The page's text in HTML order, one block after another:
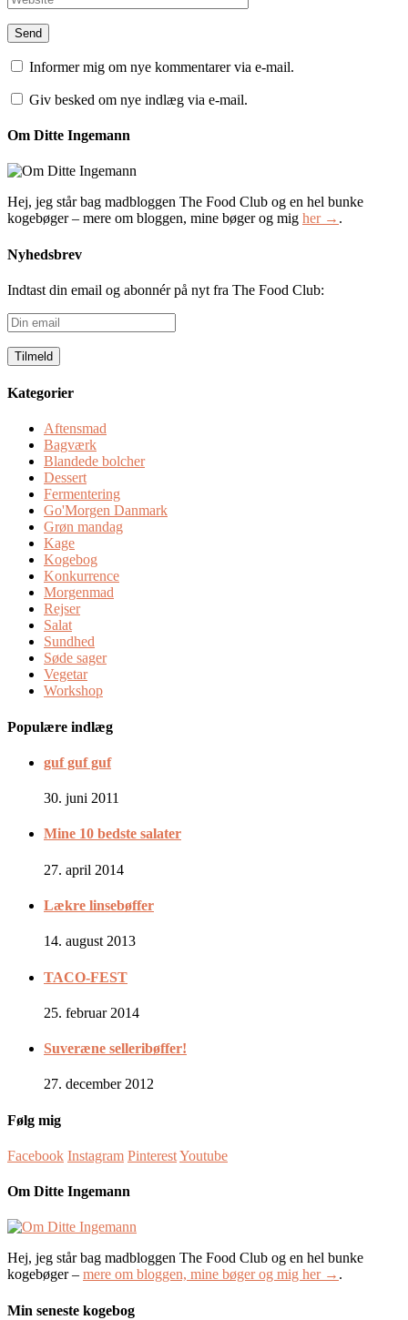
Informer mig om nye kommentarer via e-mail.
Giv besked om nye indlæg via e-mail.
Om Ditte Ingemann
Hej, jeg står bag madbloggen The Food Club og en hel bunke
kogebøger – mere om bloggen, mine bøger og mig her → .
Nyhedsbrev
Indtast din email og abonnér på nyt fra The Food Club:
Din
email
Kategorier
Aftensmad
Bagværk
Blandede bolcher
Dessert
Fermentering
Go'Morgen Danmark
Grøn mandag
Kage
Kogebog
Konkurrence
Morgenmad
Rejser
Salat
Sundhed
Søde sager
Vegetar
Workshop
Populære indlæg
guf guf guf
30. juni 2011
Mine 10 bedste salater
27. april 2014
Lækre linsebøffer
14. august 2013
TACO-FEST
25. februar 2014
Suveræne selleribøffer!
27. december 2012
Følg mig
Facebook Instagram PinterestYoutube
Om Ditte Ingemann
Hej, jeg står bag madbloggen The Food Club og en hel bunke
kogebøger – mere om bloggen, mine bøger og mig her → .
Min seneste kogebog